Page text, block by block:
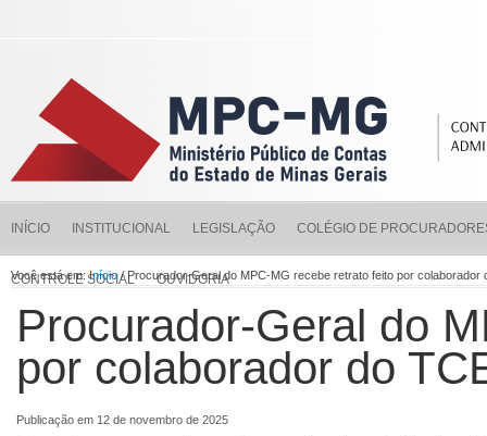
INÍCIO INSTITUCIONAL LEGISLAÇÃO COLÉGIO DE
CONTROLE SOCIAL OUVIDORIA
Você está em:Início/ Procurador-Geral do MPC-MG recebe retrato feito por colaborador
Procurador-Geral do
por colaborador do
Publicação em 12 de novembro de 2025